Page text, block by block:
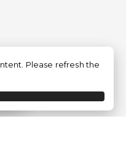
Please refresh the